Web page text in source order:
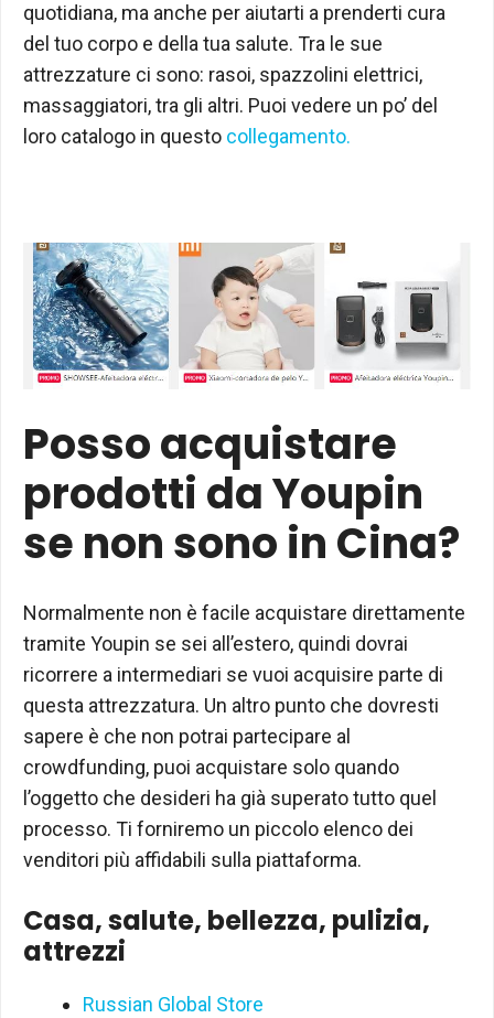
quotidiana, ma anche per aiutarti a prenderti cura
del tuo corpo e della tua salute. Tra le sue
attrezzature ci sono: rasoi, spazzolini elettrici,
massaggiatori, tra gli altri. Puoi vedere un po’ del
loro catalogo in questo collegamento.
Posso acquistare
prodotti da Youpin
se non sono in Cina?
Normalmente non è facile acquistare direttamente
tramite Youpin se sei all’estero, quindi dovrai
ricorrere a intermediari se vuoi acquisire parte di
questa attrezzatura. Un altro punto che dovresti
sapere è che non potrai partecipare al
crowdfunding, puoi acquistare solo quando
l’oggetto che desideri ha già superato tutto quel
processo. Ti forniremo un piccolo elenco dei
venditori più affidabili sulla piattaforma.
Casa, salute, bellezza, pulizia,
attrezzi
Russian Global Store